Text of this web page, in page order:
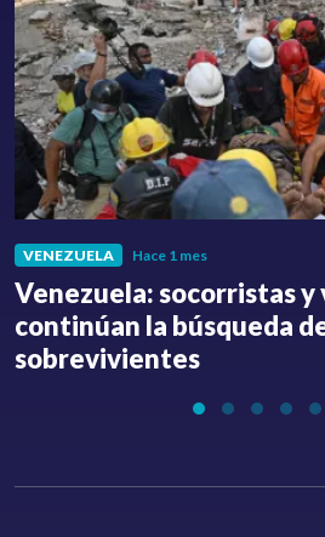
VENEZUELA Hace 1 mes
Venezuela: socorristas
continúan la búsqueda
sobrevivientes